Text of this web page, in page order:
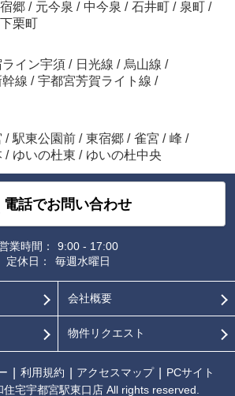
郷 / 元今泉 / 中今泉 / 石井町 / 泉町 /
下栗町
イン宇須 / 日光線 / 烏山線 /
線 / 宇都宮芳賀ライト線 /
/ 駅東公園前 / 東宿郷 / 雀宮 / 峰 /
/ ゆいの杜東 / ゆいの杜中央
電話でお問い合わせ
業時間：
9:00 - 17:00
定休日：
毎週水曜日
会社概要
物件リクエスト
利用規約 アクセスマップ
PCサイト
宅宇都宮駅東口店 All rights reserved.